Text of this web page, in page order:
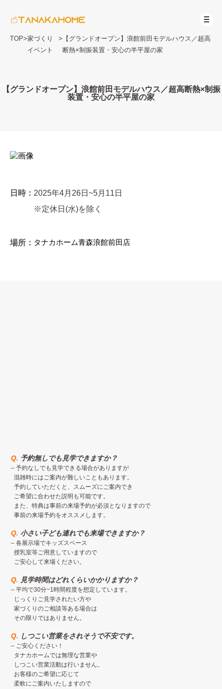
TOP>家づくり
イベント
> 【グランドオープン】浪館前田モデルハウス／超高
断熱×制振装置・安心の半平屋の家
【グランドオープン】浪館前田モデルハウス／超高断熱×制振
装置・安心の半平屋の家
日時： 2025年4月26日~5月11日
※定休日(水)を除く
場所： タナカホーム青森浪館前田店
Q. 予約無しでも見学できますか？
– 予約なしでも見学できる場合がありますが
混雑時にはご案内が難しいこともあります。
予約していただくと、スムーズにご案内でき
ご希望に合わせた説明も可能です。
また、特典は事前の来場予約が必須となりますので
事前の来場予約をオススメします。
Q.小さい子ども連れでも来場できますか？
– 各展示場でキッズスペース
授乳室等ご用意していますので
ご安心して来場ください。
Q. 見学時間はどれくらいかかりますか？
– 平均で30分~1時間程度を想定しています。
じっくりご見学されたい方や
家づくりのご相談等ある場合は
その限りではありません。
Q. しつこい営業をされそうで不安です。
– ご安心ください！
タナカホームでは無理な営業や
しつこい営業活動は行いません。
お客様のご希望に応じて
柔軟にご案内いたしますので